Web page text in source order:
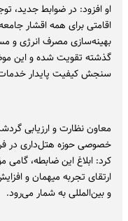
او افزود: در ضوابط جدید،
اقامتی برای همه اقشار
بهینه‌سازی مصرف انرژی و
گذشته تقویت شده و این
سنجش کیفیت پایدار
معاون نظارت و ارزیابی
خصوصی حوزه هتل‌داری در
کرد: ابلاغ این ضابطه،
ارتقای تجربه میهمان و
و بین‌المللی به شمار می‌رود.